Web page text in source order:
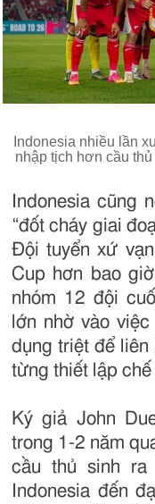
Indonesia nhiều lần
nhập tịch hơn cầu
Indonesia cũng
“đốt cháy giai
Đội tuyển xứ
Cup hơn bao
nhóm 12 đội
lớn nhờ vào
dụng triệt để liên
từng thiết lập
Ký giả John
trong 1-2 năm
cầu thủ sinh
Indonesia đến